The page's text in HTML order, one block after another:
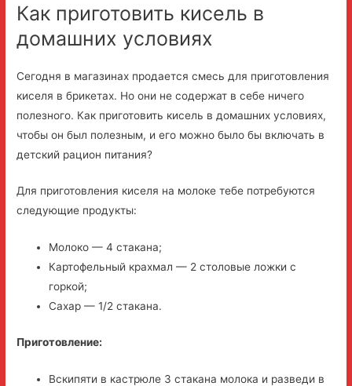
Как приготовить кисель в
домашних условиях
Сегодня в магазинах продается смесь для приготовления
киселя в брикетах. Но они не содержат в себе ничего
полезного. Как приготовить кисель в домашних условиях,
чтобы он был полезным, и его можно было бы включать в
детский рацион питания?
Для приготовления киселя на молоке тебе потребуются
следующие продукты:
Молоко — 4 стакана;
Картофельный крахмал — 2 столовые ложки с
горкой;
Сахар — 1/2 стакана.
Приготовление:
Вскипяти в кастрюле 3 стакана молока и разведи в